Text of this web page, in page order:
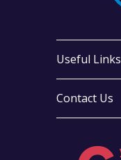
Contact Us
Useful Links